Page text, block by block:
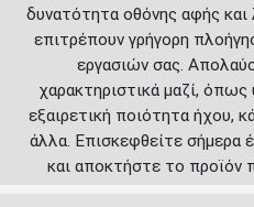
δυνατότητα οθόνης αφής
επιτρέπουν γρήγορη
εργασιών σας.
χαρακτηριστικά μαζί, όπως
εξαιρετική ποιότητα ήχου,
άλλα. Επισκεφθείτε σήμερα
και αποκτήστε το προϊόν